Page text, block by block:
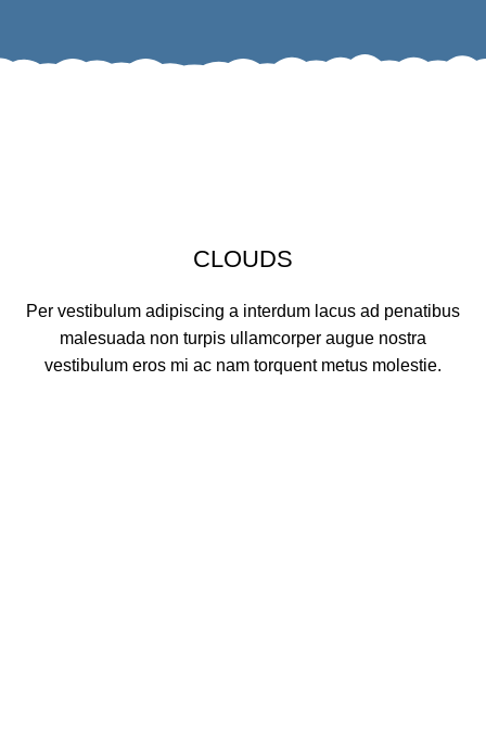
CLOUDS
Per vestibulum adipiscing a interdum lacus ad penatibus
malesuada non turpis ullamcorper augue nostra
vestibulum eros mi ac nam torquent metus molestie.